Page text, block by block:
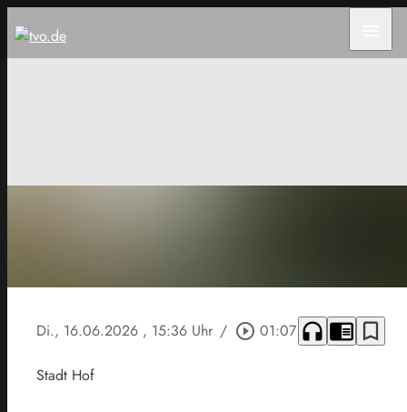
Di., 16.06.2026 , 15:36 Uhr / play_circle_outline 01:07 headphones chrome_reader_mode bookmark_border
Stadt Hof